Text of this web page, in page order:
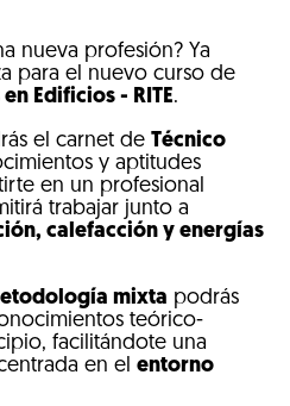
nueva profesión? Ya
para el nuevo curso de
Edificios - RITE.
el carnet de Técnico
y aptitudes
en un profesional
trabajar junto a
calefacción y energías
mixta podrás
teórico-
facilitándote una
en el entorno